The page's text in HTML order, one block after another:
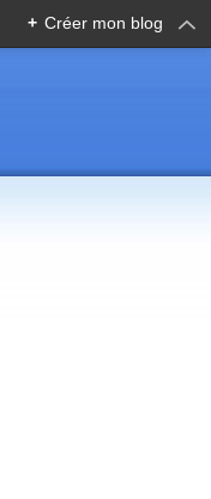
+ Créer mon blog